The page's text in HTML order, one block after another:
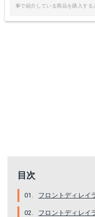
事で紹介している商品を購入する
目次
フロントディレイ
フロントディレイ